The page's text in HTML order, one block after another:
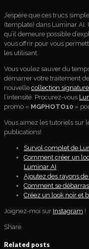
J’espère que ces trucs
(template) dans Luminar AI.
qu’il demeure possible
vous offrir pour vous
les utilisant.
Vous voulez sauver du
démarrer votre traitement
nouvelle collection signature
l’intensité. Procurez-vous
promo « MGPHOTO10 »
Vous aimez les tutoriels sur
publications!
Survol complet de
Comment créer un
Luminar AI
Ajoutez des rayons
Comment se
Créez un look noir et
Joignez-moi sur Instagram !
Share
Related posts